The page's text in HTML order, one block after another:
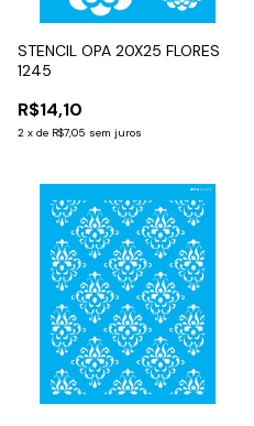
STENCIL OPA 20X25 FLORES
1245
R$14,10
2 x de R$7,05 sem juros